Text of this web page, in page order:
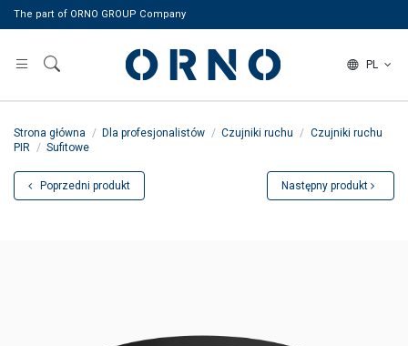
The part of ORNO GROUP Company
PL
Strona główna Dla profesjonalistów Czujniki ruchu
Czujniki ruchu
PIR
Sufitowe
Poprzedni produkt Następny produkt